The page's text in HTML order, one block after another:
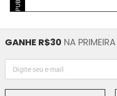
GANHE R$30 NA